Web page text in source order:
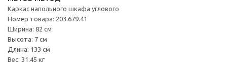
Каркас напольного шкафа углового
Номер товара: 203.679.41
Ширина: 82 см
Высота: 7 см
Длина: 133 см
Вес: 31.45 кг